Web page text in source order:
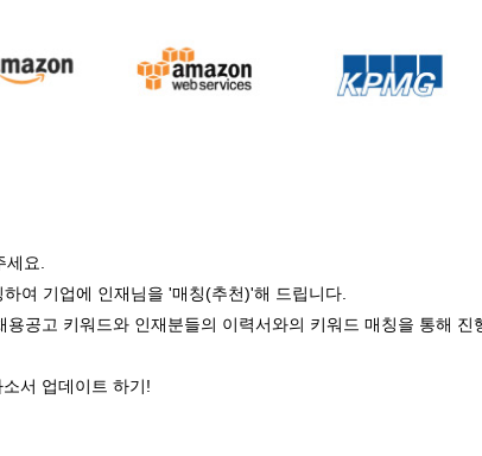
요.
여 기업에 인재님을 '매칭(추천)'해 드립니다.
공고 키워드와 인재분들의 이력서와의 키워드 매칭을 통해 진
서 업데이트 하기!